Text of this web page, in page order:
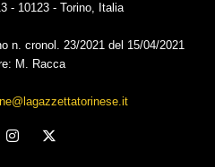
- 10123 - Torino, Italia
n. cronol. 23/2021 del 15/04/2021
M. Racca